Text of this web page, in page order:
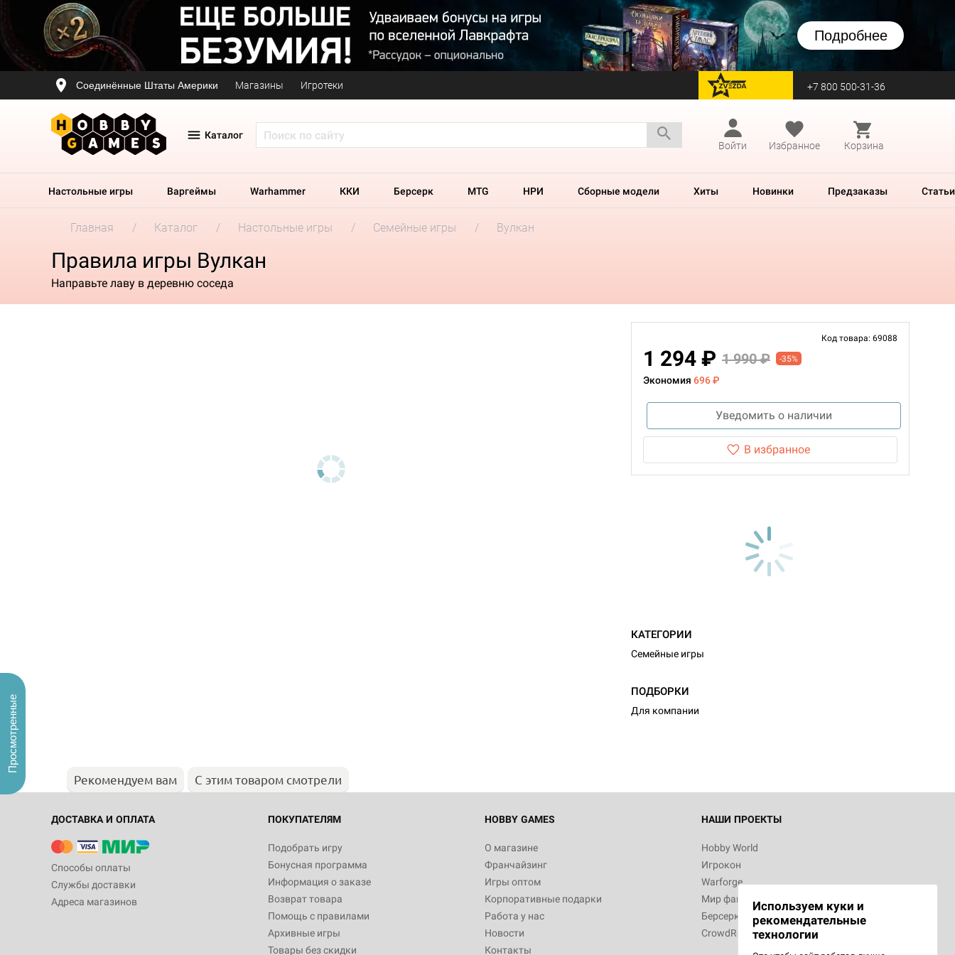
Подробнее
Соединённые Штаты Америки Магазины Игротеки перейти на Zvezda +7 800 500-31-36
Каталог
Войти
Избранное Корзина
Настольные игры Варгеймы Warhammer ККИ Берсерк MTG НРИ Сборные модели Хиты Новинки Предзаказы Статьи
Главная Каталог Настольные игры Семейные игры Вулкан
Правила игры Вулкан
Направьте лаву в деревню соседа
Код товара: 69088
1 294 ₽ 1 990 ₽ -35%
Экономия 696 ₽
Уведомить о наличии
В избранное
КАТЕГОРИИ
Семейные игры
ПОДБОРКИ
Для компании
Рекомендуем вам С этим товаром смотрели
ДОСТАВКА И ОПЛАТА
Способы оплаты
Службы доставки
Адреса магазинов
ПОКУПАТЕЛЯМ
Подобрать игру
Бонусная программа
Информация о заказе
Возврат товара
Помощь с правилами
Архивные игры
Товары без скидки
HOBBY GAMES
О магазине
Франчайзинг
Игры оптом
Корпоративные подарки
Работа у нас
Новости
Контакты
НАШИ ПРОЕКТЫ
Hobby World
Игрокон
Warforge
Мир фантастики
Берсерк
CrowdRepublic
Используем куки и
рекомендательные
технологии
Просмотренные
Настольная игра Hobby World Журнал
"Мир фантастики. Спецвыпуск: Братья
империи: Боевая тревога
799
Настольная игра Hobby World Сумерки
империи. Четвёртая редакция: Грозовой
Рубеж
12 990